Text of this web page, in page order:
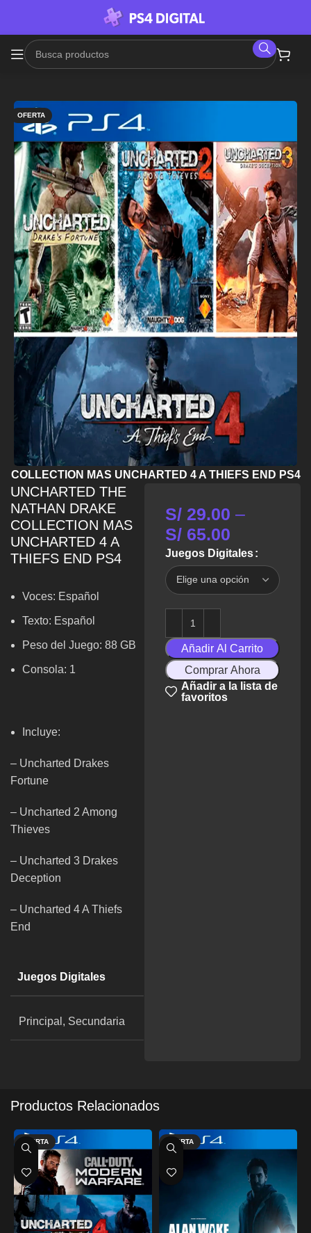
OFERTA
COLLECTION MAS UNCHARTED 4 A THIEFS END PS4
UNCHARTED THE
NATHAN DRAKE
COLLECTION MAS
UNCHARTED 4 A
THIEFS END PS4
Voces: Español
Texto: Español
Peso del Juego: 88 GB
Consola: 1
Incluye:
– Uncharted Drakes
Fortune
– Uncharted 2 Among
Thieves
– Uncharted 3 Drakes
Deception
– Uncharted 4 A Thiefs
End
Juegos Digitales
Principal, Secundaria
S/29.00 –
S/65.00
Juegos Digitales
Añadir Al Carrito
Comprar Ahora
Añadir a la lista de
favoritos
Productos Relacionados
OFERTA OFERTA